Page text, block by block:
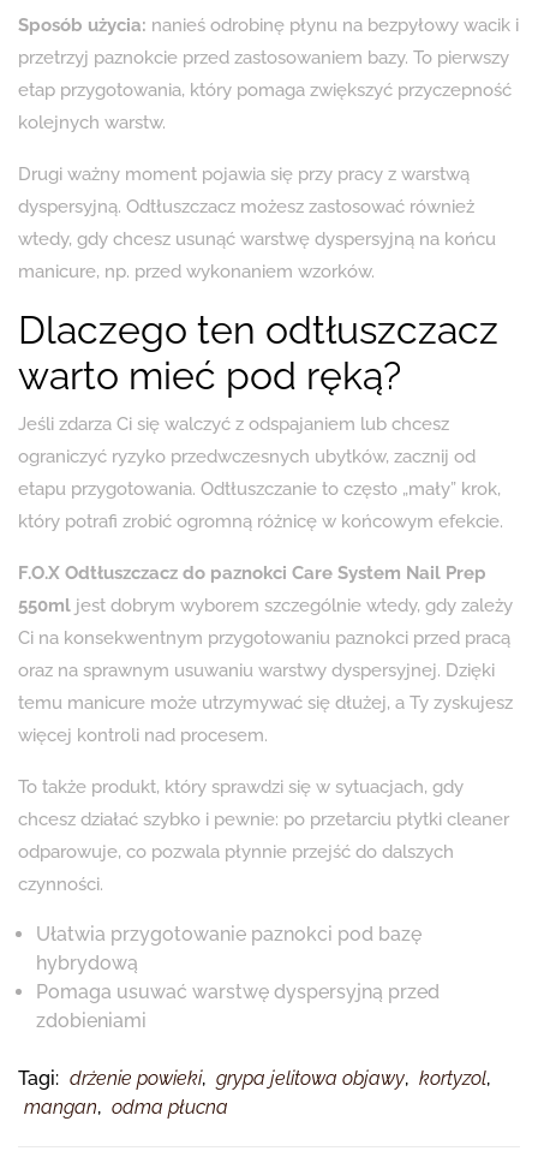
Sposób użycia: nanieś odrobinę płynu na bezpyłowy wacik i
przetrzyj paznokcie przed zastosowaniem bazy. To pierwszy
etap przygotowania, który pomaga zwiększyć przyczepność
kolejnych warstw.
Drugi ważny moment pojawia się przy pracy z warstwą
dyspersyjną. Odtłuszczacz możesz zastosować również
wtedy, gdy chcesz usunąć warstwę dyspersyjną na końcu
manicure, np. przed wykonaniem wzorków.
Dlaczego ten odtłuszczacz
warto mieć pod ręką?
Jeśli zdarza Ci się walczyć z odspajaniem lub chcesz
ograniczyć ryzyko przedwczesnych ubytków, zacznij od
etapu przygotowania. Odtłuszczanie to często „mały” krok,
który potrafi zrobić ogromną różnicę w końcowym efekcie.
F.O.X Odtłuszczacz do paznokci Care System Nail Prep
550ml jest dobrym wyborem szczególnie wtedy, gdy zależy
Ci na konsekwentnym przygotowaniu paznokci przed pracą
oraz na sprawnym usuwaniu warstwy dyspersyjnej. Dzięki
temu manicure może utrzymywać się dłużej, a Ty zyskujesz
więcej kontroli nad procesem.
To także produkt, który sprawdzi się w sytuacjach, gdy
chcesz działać szybko i pewnie: po przetarciu płytki cleaner
odparowuje, co pozwala płynnie przejść do dalszych
czynności.
Ułatwia przygotowanie paznokci pod bazę
hybrydową
Pomaga usuwać warstwę dyspersyjną przed
zdobieniami
Tagi: drżenie powieki, grypa jelitowa objawy, kortyzol,
mangan, odma płucna